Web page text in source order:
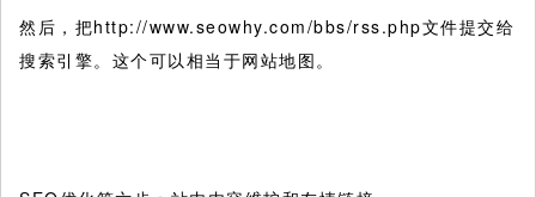
然后，把http://www.seowhy.com/bbs/rss.php文件提交给
搜索引擎。这个可以相当于网站地图。